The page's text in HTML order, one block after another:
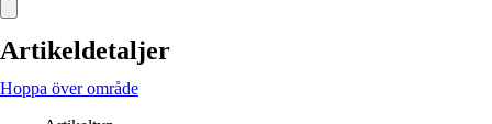
Artikeldetaljer
Hoppa över område